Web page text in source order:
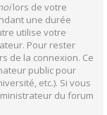
lors de votre
une durée
utilise votre
Pour rester
de la connexion. Ce
public pour
etc.). Si vous
du forum